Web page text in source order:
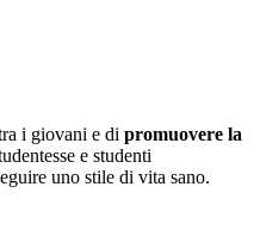
i giovani e di promuovere la
e studenti
uno stile di vita sano.